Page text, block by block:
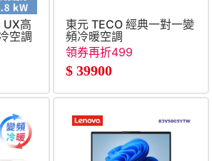
UX高
空調
東元 TECO 經典一對一變
頻冷暖空調
領券再折499
$ 39900